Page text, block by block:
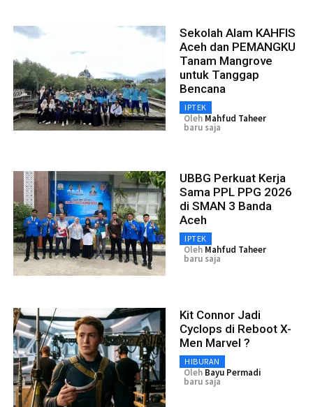
Sekolah Alam KAHFIS
Aceh dan PEMANGKU
Tanam Mangrove
untuk Tanggap
Bencana
IPTEK
Oleh Mahfud Taheer
baru saja
UBBG Perkuat Kerja
Sama PPL PPG 2026
di SMAN 3 Banda
Aceh
IPTEK
Oleh Mahfud Taheer
baru saja
Kit Connor Jadi
Cyclops di Reboot X-
Men Marvel ?
HIBURAN
Oleh Bayu Permadi
baru saja